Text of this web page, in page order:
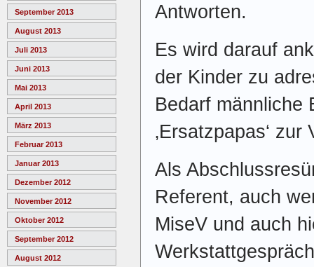
September 2013
August 2013
Juli 2013
Juni 2013
Mai 2013
April 2013
März 2013
Februar 2013
Januar 2013
Dezember 2012
November 2012
Oktober 2012
September 2012
August 2012
Antworten.
Es wird darauf
der Kinder zu
Bedarf männliche
‚Ersatzpapas‘
Als
Referent, auch
MiseV und auch